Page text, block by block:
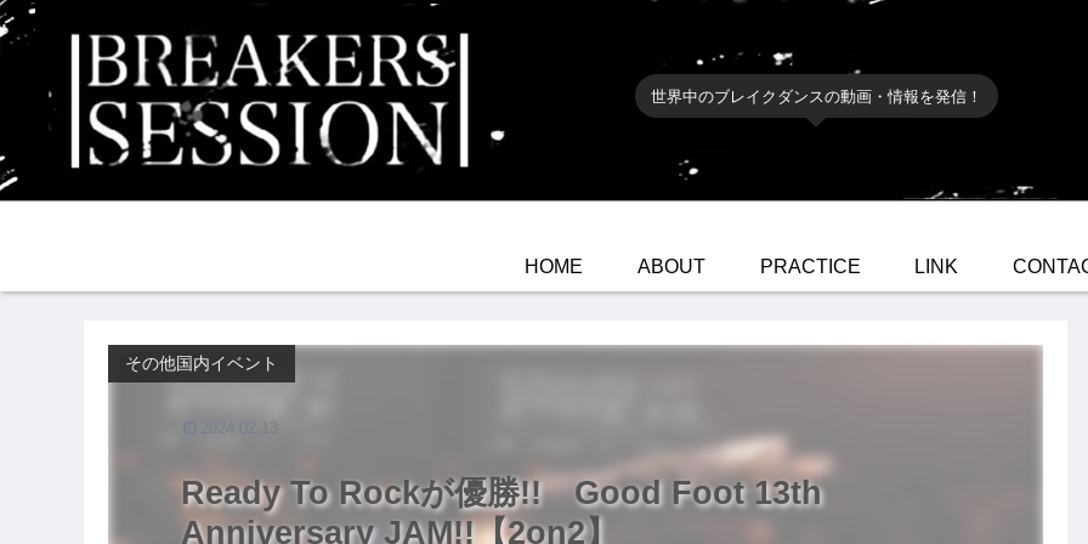
世界中のブレイクダンスの動画・情報を発信！
HOME ABOUT PRACTICE LINK
Ready To Rockが優勝!! Good Foot 13th
Anniversary JAM!!【2on2】
その他国内イベント
2024.02.13